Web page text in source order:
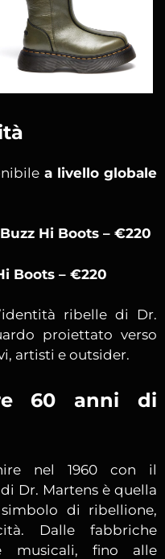
a livello globale
Hi Boots – €220
Boots – €220
ribelle di Dr.
proiettato verso
artisti e outsider.
60 anni di
nel 1960 con il
Dr. Martens è quella
di ribellione,
Dalle fabbriche
musicali, fino alle